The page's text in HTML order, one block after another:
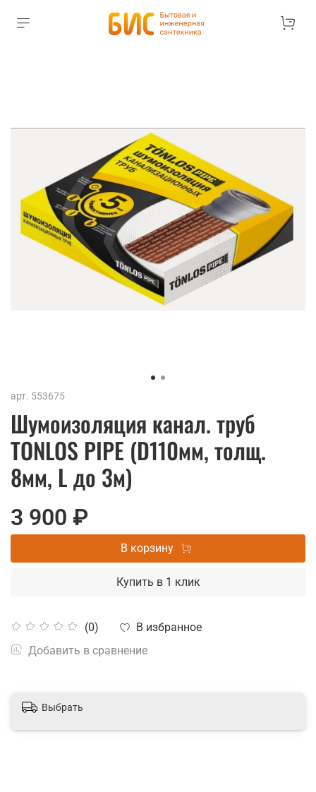
арт. 553675
Шумоизоляция канал. труб
TONLOS PIPE (D110мм, толщ.
8мм, L до 3м)
(0)
В избранное
Добавить в сравнение
3 900 ₽
В корзину
Купить в 1 клик
Выбрать